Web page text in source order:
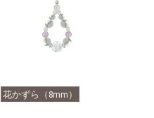
花かずら（8mm）